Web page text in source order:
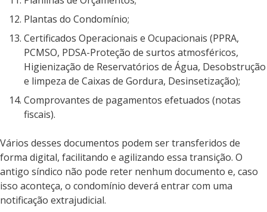
Plantas do Condomínio;
Certificados Operacionais e Ocupacionais (PPRA,
PCMSO, PDSA-Proteção de surtos atmosféricos,
Higienização de Reservatórios de Água, Desobstrução
e limpeza de Caixas de Gordura, Desinsetização);
Comprovantes de pagamentos efetuados (notas
fiscais).
Vários desses documentos podem ser transferidos de
forma digital, facilitando e agilizando essa transição. O
antigo síndico não pode reter nenhum documento e, caso
isso aconteça, o condomínio deverá entrar com uma
notificação extrajudicial.